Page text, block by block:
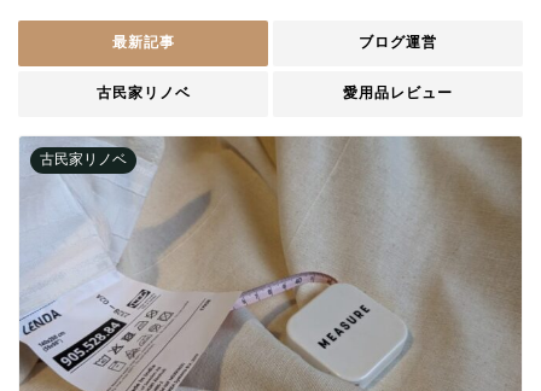
最新記事 ブログ運営
古民家リノベ 愛用品レビュー
古民家リノベ